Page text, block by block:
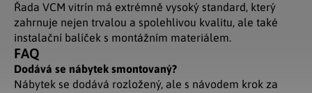
Řada VCM vitrín má extrémně vysoký standard, který
zahrnuje nejen trvalou a spolehlivou kvalitu, ale také
instalační balíček s montážním materiálem.
FAQ
Dodává se nábytek smontovaný?
Nábytek se dodává rozložený, ale s návodem krok za